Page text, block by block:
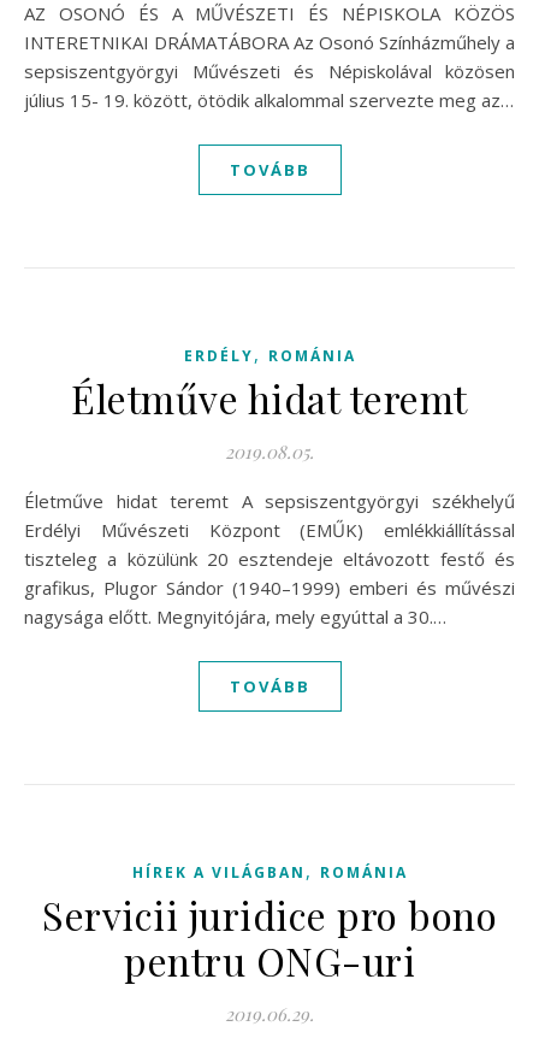
AZ OSONÓ ÉS A MŰVÉSZETI ÉS NÉPISKOLA KÖZÖS
INTERETNIKAI DRÁMATÁBORA Az Osonó Színházműhely a
sepsiszentgyörgyi Művészeti és Népiskolával közösen
július 15- 19. között, ötödik alkalommal szervezte meg az…
TOVÁBB
ERDÉLY, ROMÁNIA
Életműve hidat teremt
2019.08.05.
Életműve hidat teremt A sepsiszentgyörgyi székhelyű
Erdélyi Művészeti Központ (EMŰK) emlékkiállítással
tiszteleg a közülünk 20 esztendeje eltávozott festő és
grafikus, Plugor Sándor (1940–1999) emberi és művészi
nagysága előtt. Megnyitójára, mely egyúttal a 30.…
TOVÁBB
HÍREK A VILÁGBAN , ROMÁNIA
Servicii juridice pro bono
pentru ONG-uri
2019.06.29.